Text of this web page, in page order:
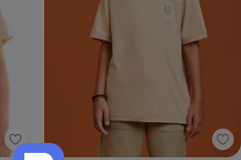
Up Baby - Camiseta Infantil